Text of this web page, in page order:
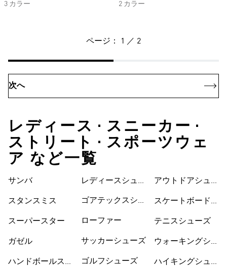
3 カラー
2 カラー
ページ： 1 ／ 2
次へ
レディース • スニーカー •
ストリート • スポーツウェ
ア など一覧
サンバ
スタンスミス
スーパースター
ガゼル
ハンドボールスペ
レディースシュー
ゴアテックスシュ
ローファー
サッカーシューズ
ゴルフシューズ
シューズ
アウトドアシュー
スケートボードシ
テニスシューズ
ウォーキングシュ
ハイキングシュー